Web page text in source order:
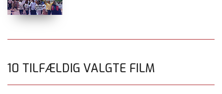
10 TILFÆLDIG VALGTE FILM